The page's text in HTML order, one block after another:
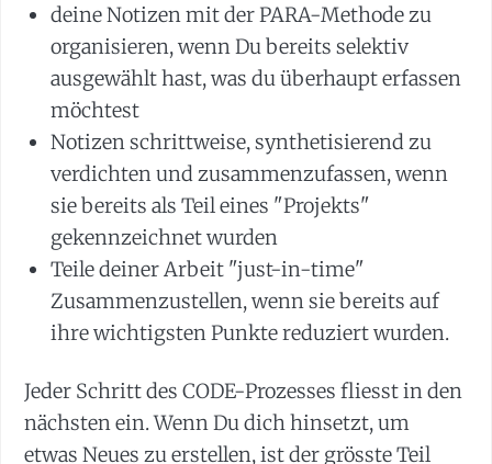
deine Notizen mit der PARA-Methode zu
organisieren, wenn Du bereits selektiv
ausgewählt hast, was du überhaupt erfassen
möchtest
Notizen schrittweise, synthetisierend zu
verdichten und zusammenzufassen, wenn
sie bereits als Teil eines "Projekts"
gekennzeichnet wurden
Teile deiner Arbeit "just-in-time"
Zusammenzustellen, wenn sie bereits auf
ihre wichtigsten Punkte reduziert wurden.
Jeder Schritt des CODE-Prozesses fliesst in den
nächsten ein. Wenn Du dich hinsetzt, um
etwas Neues zu erstellen, ist der grösste Teil